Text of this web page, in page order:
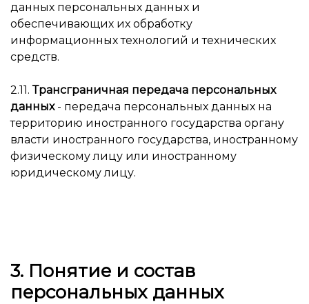
данных персональных данных и
обеспечивающих их обработку
информационных технологий и технических
средств.
2.11.Трансграничная передача персональных
данных- передача персональных данных на
территорию иностранного государства органу
власти иностранного государства, иностранному
физическому лицу или иностранному
юридическому лицу.
3. Понятие и состав
персональных данных